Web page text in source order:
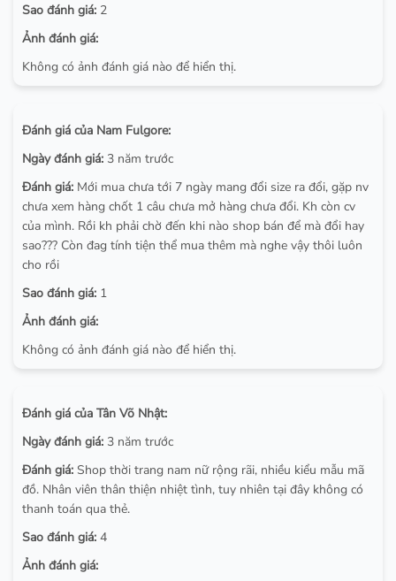
Sao đánh giá: 2
Ảnh đánh giá:
Không có ảnh đánh giá nào để hiển thị.
Đánh giá của Nam Fulgore:
Ngày đánh giá: 3 năm trước
Đánh giá: Mới mua chưa tới 7 ngày mang đổi size ra đổi, gặp nv
chưa xem hàng chốt 1 câu chưa mở hàng chưa đổi. Kh còn cv
của mình. Rồi kh phải chờ đến khi nào shop bán để mà đổi hay
sao??? Còn đag tính tiện thể mua thêm mà nghe vậy thôi luôn
cho rồi
Sao đánh giá: 1
Ảnh đánh giá:
Không có ảnh đánh giá nào để hiển thị.
Đánh giá của Tân Võ Nhật:
Ngày đánh giá: 3 năm trước
Đánh giá: Shop thời trang nam nữ rộng rãi, nhiều kiểu mẫu mã
đồ. Nhân viên thân thiện nhiệt tình, tuy nhiên tại đây không có
thanh toán qua thẻ.
Sao đánh giá: 4
Ảnh đánh giá: